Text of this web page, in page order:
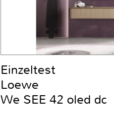
Einzeltest
Loewe
We SEE 42 oled dc